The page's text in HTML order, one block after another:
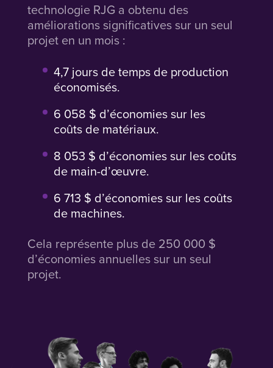
technologie RJG a obtenu des
améliorations significatives sur un seul
projet en un mois :
4,7 jours de temps de production
économisés.
6 058 $ d’économies sur les
coûts de matériaux.
8 053 $ d’économies sur les coûts
de main-d’œuvre.
6 713 $ d’économies sur les coûts
de machines.
Cela représente plus de 250 000 $
d’économies annuelles sur un seul
projet.